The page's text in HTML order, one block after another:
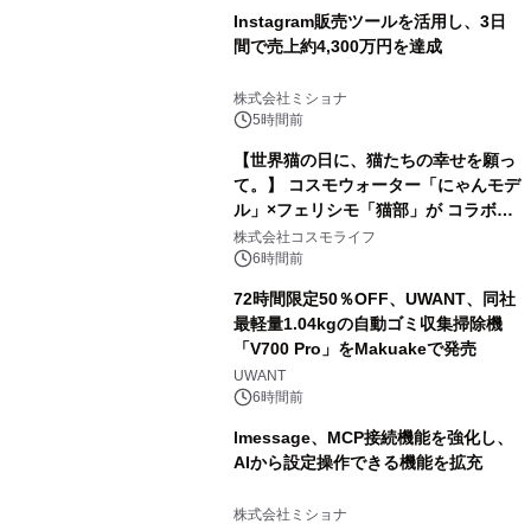
Instagram販売ツールを活用し、3日
間で売上約4,300万円を達成
株式会社ミショナ
5時間前
【世界猫の日に、猫たちの幸せを願っ
て。】 コスモウォーター「にゃんモデ
ル」×フェリシモ「猫部」が コラボキ
ャンペーンを実施
株式会社コスモライフ
6時間前
72時間限定50％OFF、UWANT、同社
最軽量1.04kgの自動ゴミ収集掃除機
「V700 Pro」をMakuakeで発売
UWANT
6時間前
lmessage、MCP接続機能を強化し、
AIから設定操作できる機能を拡充
株式会社ミショナ